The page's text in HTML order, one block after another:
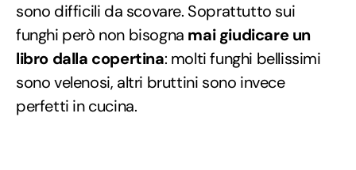
sono difficili da scovare. Soprattutto sui
funghi però non bisogna mai giudicare un
libro dalla copertina: molti funghi bellissimi
sono velenosi, altri bruttini sono invece
perfetti in cucina.